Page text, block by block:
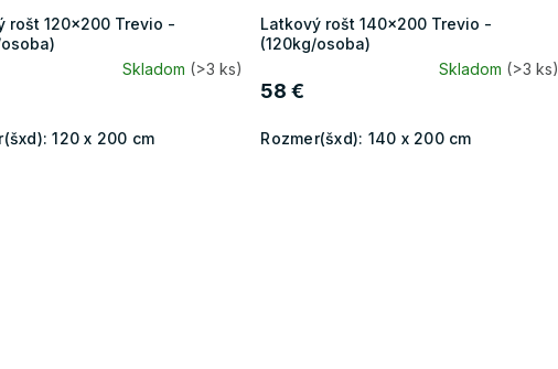
rošt 120x200 Trevio -
Skladom (>3 ks)
120 x 200 cm
Latkový rošt 140x200 Trevio -
(120kg/osoba)
Skladom (>3 ks)
58 €
Rozmer(šxd): 140 x 200 cm